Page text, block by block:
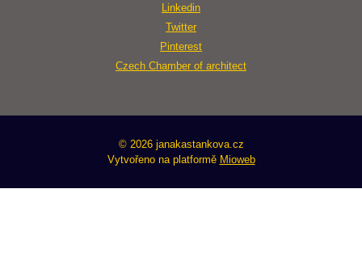
Linkedin
Twitter
Pinterest
Czech Chamber of architect
© 2026 janakastankova.cz
Vytvořeno na platformě Mioweb